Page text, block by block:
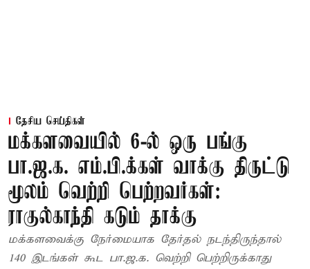
தேசிய செய்திகள்
மக்களவையில் 6-ல் ஒரு பங்கு
பா.ஜ.க. எம்.பி.க்கள் வாக்கு திருட்டு
மூலம் வெற்றி பெற்றவர்கள்:
ராகுல்காந்தி கடும் தாக்கு
மக்களவைக்கு நேர்மையாக தேர்தல் நடந்திருந்தால்
140 இடங்கள் கூட பா.ஜ.க. வெற்றி பெற்றிருக்காது